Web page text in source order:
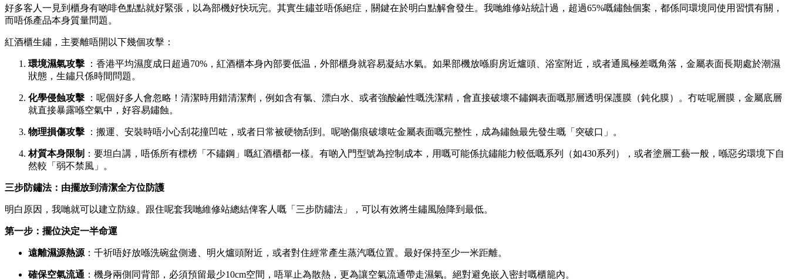
好多客人一見到櫃身有啲啡色點點就好緊張，以為部機好快玩完。其實生鏽並唔係絕症，關鍵在於明白點解會發生。我哋維修站統計過，超過65%嘅鏽蝕個案，都係同環境同使用習慣有關，
而唔係產品本身質量問題。
紅酒櫃生鏽，主要離唔開以下幾個攻擊：
環境濕氣攻擊 ️
：香港平均濕度成日超過70%，紅酒櫃本身內部要低温，外部櫃身就容易凝結水氣。如果部機放喺廚房近爐頭、浴室附近，或者通風極差嘅角落，金屬表面長期處於潮濕
狀態，生鏽只係時間問題。
化學侵蝕攻擊
：呢個好多人會忽略！清潔時用錯清潔劑，例如含有氯、漂白水、或者強酸鹼性嘅洗潔精，會直接破壞不鏽鋼表面嘅那層透明保護膜（鈍化膜）。冇咗呢層膜，金屬底層
就直接暴露喺空氣中，好容易鏽蝕。
物理損傷攻擊 ：搬運、安裝時唔小心刮花撞凹咗，或者日常被硬物刮到。呢啲傷痕破壞咗金屬表面嘅完整性，成為鏽蝕最先發生嘅「突破口」。
材質本身限制 ：要坦白講，唔係所有標榜「不鏽鋼」嘅紅酒櫃都一樣。有啲入門型號為控制成本，用嘅可能係抗鏽能力較低嘅系列（如430系列），或者塗層工藝一般，喺惡劣環境下自
然較「弱不禁風」。
三步防鏽法：由擺放到清潔全方位防護
明白原因，我哋就可以建立防線。跟住呢套我哋維修站總結俾客人嘅「三步防鏽法」，可以有效將生鏽風險降到最低。
第一步：擺位決定一半命運
遠離濕源熱源 ：千祈唔好放喺洗碗盆側邊、明火爐頭附近，或者對住經常產生蒸汽嘅位置。最好保持至少一米距離。
確保空氣流通 ：機身兩側同背部，必須預留最少10cm空間，唔單止為散熱，更為讓空氣流通帶走濕氣。絕對避免嵌入密封嘅櫃籠內。